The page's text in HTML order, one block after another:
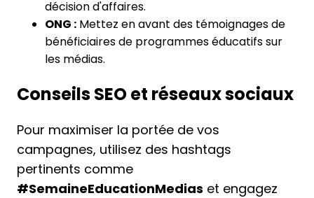
décision d'affaires.
ONG : Mettez en avant des témoignages de
bénéficiaires de programmes éducatifs sur
les médias.
Conseils SEO et réseaux sociaux
Pour maximiser la portée de vos
campagnes, utilisez des hashtags
pertinents comme
#SemaineEducationMedias et engagez